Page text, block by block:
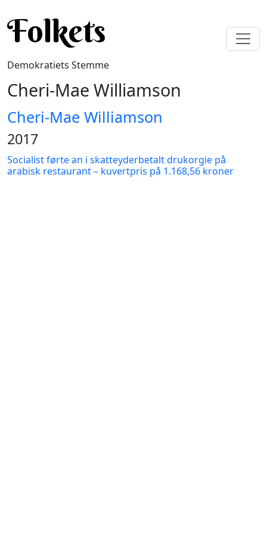
Folkets
Demokratiets Stemme
Cheri-Mae Williamson
Cheri-Mae Williamson
2017
Socialist førte an i skatteyderbetalt drukorgie på
arabisk restaurant – kuvertpris på 1.168,56 kroner